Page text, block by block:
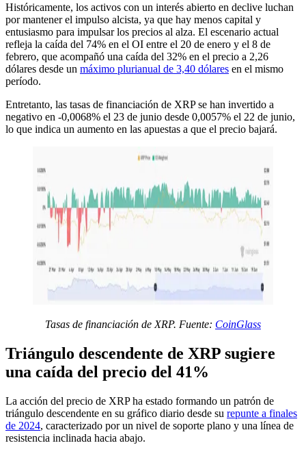
Históricamente, los activos con un interés abierto en declive luchan
por mantener el impulso alcista, ya que hay menos capital y
entusiasmo para impulsar los precios al alza. El escenario actual
refleja la caída del 74% en el OI entre el 20 de enero y el 8 de
febrero, que acompañó una caída del 32% en el precio a 2,26
dólares desde un máximo plurianual de 3,40 dólares en el mismo
período.
Entretanto, las tasas de financiación de XRP se han invertido a
negativo en -0,0068% el 23 de junio desde 0,0057% el 22 de junio,
lo que indica un aumento en las apuestas a que el precio bajará.
Tasas de financiación de XRP. Fuente: CoinGlass
Triángulo descendente de XRP sugiere
una caída del precio del 41%
La acción del precio de XRP ha estado formando un patrón de
triángulo descendente en su gráfico diario desde su repunte a finales
de 2024, caracterizado por un nivel de soporte plano y una línea de
resistencia inclinada hacia abajo.